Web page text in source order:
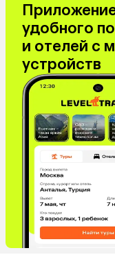
удобного
и отелей с
устройств